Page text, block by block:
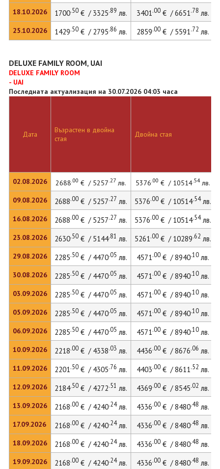
18.10.2026
25.10.2026
1700.50€ / 3325.89 лв. 3401.00€ / 6651.78 лв.
1429.50€ / 2795.86 лв. 2859.00€ / 5591.72 лв.
DELUXE FAMILY ROOM, UAI
DELUXE FAMILY ROOM
- UAI
Последната актуализация на 30.07.2026 04:03 часа
Дата
02.08.2026
09.08.2026
16.08.2026
23.08.2026
29.08.2026
30.08.2026
03.09.2026
05.09.2026
06.09.2026
10.09.2026
11.09.2026
12.09.2026
13.09.2026
17.09.2026
18.09.2026
19.09.2026
Възрастен в двойна
стая
Двойна стая
2688.00 € / 5257.27 лв. 5376.00 € / 10514.54лв.
2688.00€ / 5257.27 лв. 5376.00€ / 10514.54лв.
2688.00€ / 5257.27 лв. 5376.00€ / 10514.54лв.
2630.50€ / 5144.81 лв. 5261.00€ / 10289.62 лв.
2285.50€ / 4470.05 лв. 4571.00€ / 8940.10лв.
2285.50€ / 4470.05 лв. 4571.00€ / 8940.10лв.
2285.50€ / 4470.05 лв. 4571.00€ / 8940.10лв.
2285.50€ / 4470.05 лв. 4571.00€ / 8940.10лв.
2285.50€ / 4470.05 лв. 4571.00€ / 8940.10лв.
2218.00€ / 4338.03 лв. 4436.00€ / 8676.06 лв.
2201.50€ / 4305.76 лв. 4403.00€ / 8611.52 лв.
2184.50€ / 4272.51 лв. 4369.00€ / 8545.02 лв.
2168.00€ / 4240.24лв. 4336.00€ / 8480.48 лв.
2168.00€ / 4240.24лв. 4336.00€ / 8480.48 лв.
2168.00€ / 4240.24лв. 4336.00€ / 8480.48 лв.
2168.00€ / 4240.24лв. 4336.00€ / 8480.48 лв.